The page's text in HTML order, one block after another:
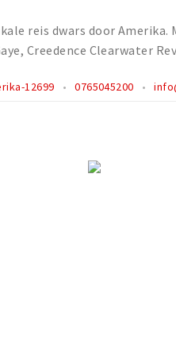
reis dwars door
Creedence Clearwater
12699 0765045200